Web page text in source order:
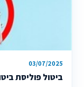
03/07/2025
ביטול פוליסת